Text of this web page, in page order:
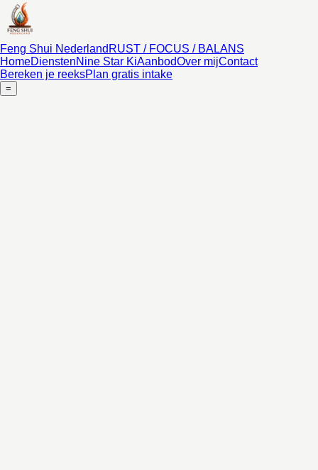
Feng Shui Nederland RUST / FOCUS / BALANS
HomeDienstenNine Star KiAanbodOver mijContact
Bereken je reeksPlan gratis intake
=